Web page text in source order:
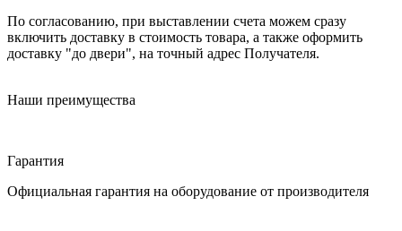
По согласованию, при выставлении счета можем сразу
включить доставку в стоимость товара, а также оформить
доставку "до двери", на точный адрес Получателя.
Наши преимущества
Гарантия
Официальная гарантия на оборудование от производителя